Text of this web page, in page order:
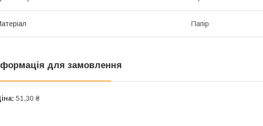
Папір
для замовлення
51,30 ₴